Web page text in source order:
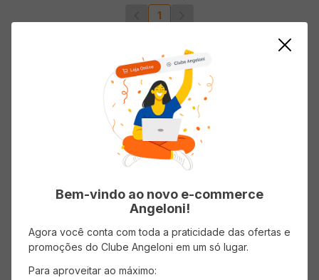
1
Bem-vindo ao novo e-commerce
Angeloni!
Agora você conta com toda a praticidade das ofertas e
promoções do Clube Angeloni em um só lugar.
Para aproveitar ao máximo: